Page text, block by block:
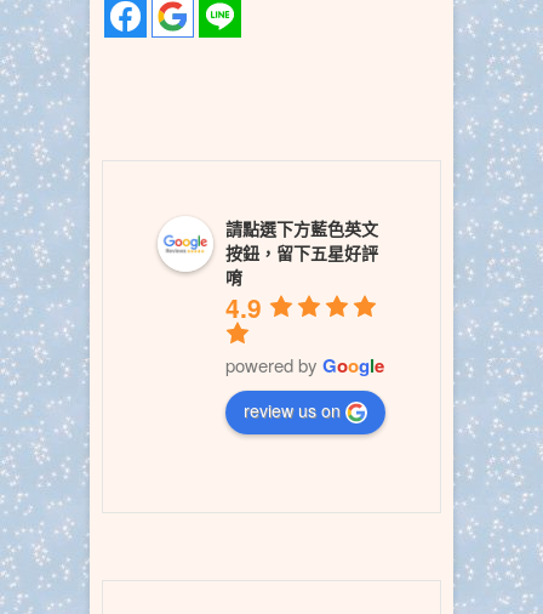
請點選下方藍色英文
按鈕，留下五星好評
唷
4.9
powered by Google
review us on